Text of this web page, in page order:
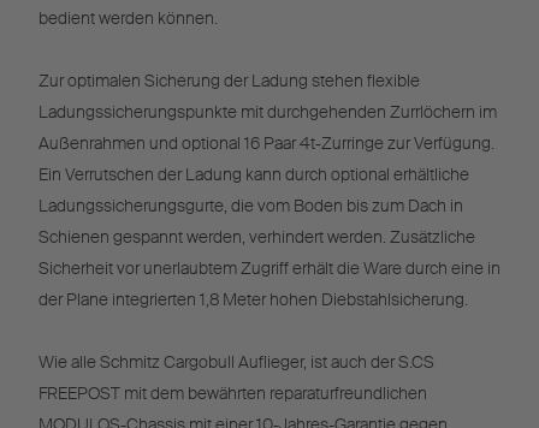
bedient werden können.
Zur optimalen Sicherung der Ladung stehen flexible
Ladungssicherungspunkte mit durchgehenden Zurrlöchern im
Außenrahmen und optional 16 Paar 4t-Zurringe zur Verfügung.
Ein Verrutschen der Ladung kann durch optional erhältliche
Ladungssicherungsgurte, die vom Boden bis zum Dach in
Schienen gespannt werden, verhindert werden. Zusätzliche
Sicherheit vor unerlaubtem Zugriff erhält die Ware durch eine in
der Plane integrierten 1,8 Meter hohen Diebstahlsicherung.
Wie alle Schmitz Cargobull Auflieger, ist auch der S.CS
FREEPOST mit dem bewährten reparaturfreundlichen